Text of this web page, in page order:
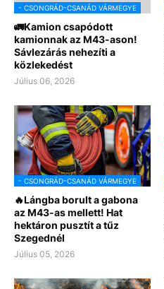
- CSONGRÁD-CSANÁD VÁRMEGYE
🚛Kamion csapódott
kamionnak az M43-ason!
Sávlezárás nehezíti a
közlekedést
Július 06, 2026
- CSONGRÁD-CSANÁD VÁRMEGYE
🔥Lángba borult a gabona
az M43-as mellett! Hat
hektáron pusztít a tűz
Szegednél
Július 05, 2026